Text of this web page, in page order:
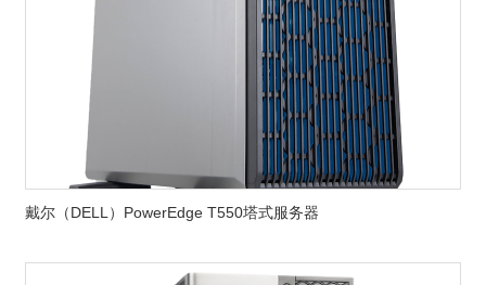
戴尔（DELL）PowerEdge T550塔式服务器